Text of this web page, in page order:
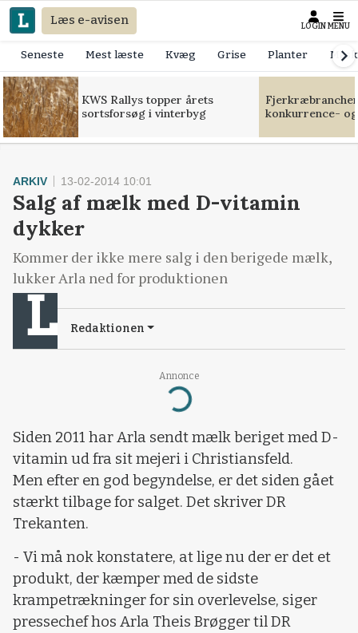
Læs e-avisen LOGIN MENU
Seneste Mest læste Kvæg Grise Planter
KWS Rallys topper årets
sortsforsøg i vinterbyg
konkurrence-
Annonce
Loading...
ARKIV 13-02-2014 10:01
Salg af mælk med D-vitamin
dykker
Kommer der ikke mere salg i den berigede mælk,
lukker Arla ned for produktionen
Redaktionen
Siden 2011 har Arla sendt mælk beriget med D-
vitamin ud fra sit mejeri i Christiansfeld.
Men efter en god begyndelse, er det siden gået
stærkt tilbage for salget. Det skriver DR
Trekanten.
- Vi må nok konstatere, at lige nu der er det et
produkt, der kæmper med de sidste
krampetrækninger for sin overlevelse, siger
pressechef hos Arla Theis Brøgger til DR